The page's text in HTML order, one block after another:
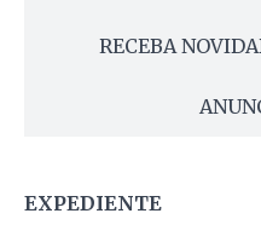
RECEBA
EXPEDIENTE